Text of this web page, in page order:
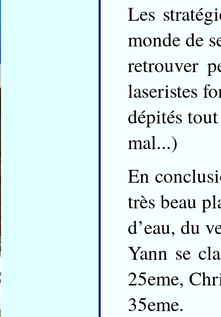
Les
monde de
retrouver
laseristes
dépités
mal...)
En
très beau
d’eau, du
Yann se
25eme,
35eme.